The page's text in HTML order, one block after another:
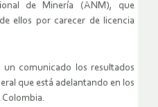
de Minería (ANM), que
ellos por carecer de licencia
comunicado los resultados
que está adelantando en los